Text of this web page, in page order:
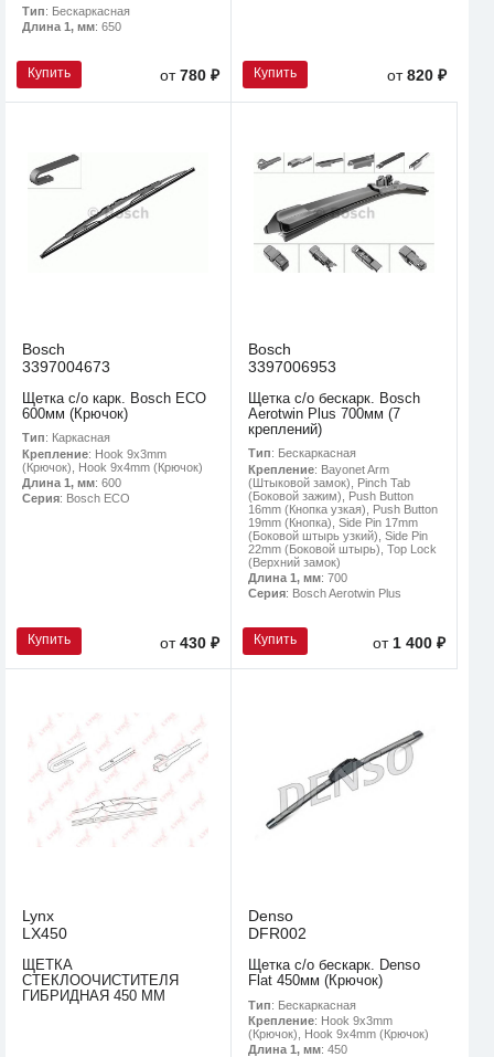
Тип: Бескаркасная
Длина 1, мм: 650
Купить от780 ₽ Купить от820 ₽
Bosch
3397004673
Щетка с/о карк. Bosch ECO
600мм (Крючок)
Тип: Каркасная
Крепление: Hook 9x3mm
(Крючок), Hook 9x4mm (Крючок)
Длина 1, мм: 600
Серия: Bosch ECO
Купить от430 ₽
Bosch
3397006953
Щетка с/о бескарк. Bosch
Aerotwin Plus 700мм (7
креплений)
Тип: Бескаркасная
Крепление: Bayonet Arm
(Штыковой замок), Pinch Tab
(Боковой зажим), Push Button
16mm (Кнопка узкая), Push Button
19mm (Кнопка), Side Pin 17mm
(Боковой штырь узкий), Side Pin
22mm (Боковой штырь), Top Lock
(Верхний замок)
Длина 1, мм: 700
Серия: Bosch Aerotwin Plus
Купить от 1 400 ₽
Lynx
LX450
ЩЕТКА
СТЕКЛООЧИСТИТЕЛЯ
ГИБРИДНАЯ 450 ММ
Denso
DFR002
Щетка с/о бескарк. Denso
Flat 450мм (Крючок)
Тип: Бескаркасная
Крепление: Hook 9x3mm
(Крючок), Hook 9x4mm (Крючок)
Длина 1, мм: 450